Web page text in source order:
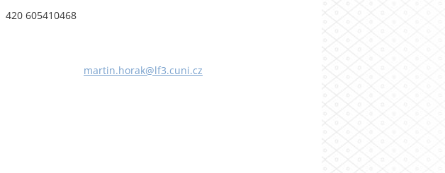
420 605410468
martin.horak@lf3.cuni.cz